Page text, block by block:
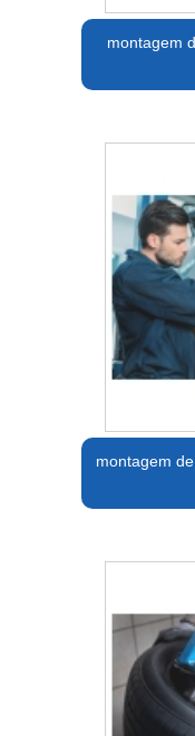
montagem
montagem